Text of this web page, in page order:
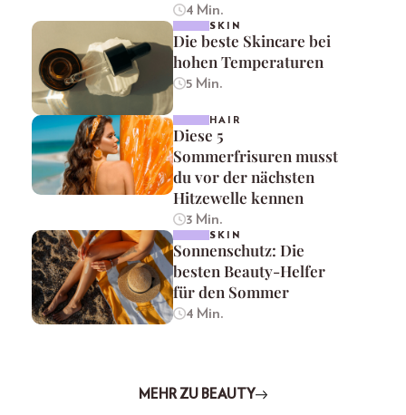
4 Min.
SKIN
Die beste Skincare bei
hohen Temperaturen
5 Min.
HAIR
Diese 5
Sommerfrisuren musst
du vor der nächsten
Hitzewelle kennen
3 Min.
SKIN
Sonnenschutz: Die
besten Beauty-Helfer
für den Sommer
4 Min.
MEHR ZU BEAUTY